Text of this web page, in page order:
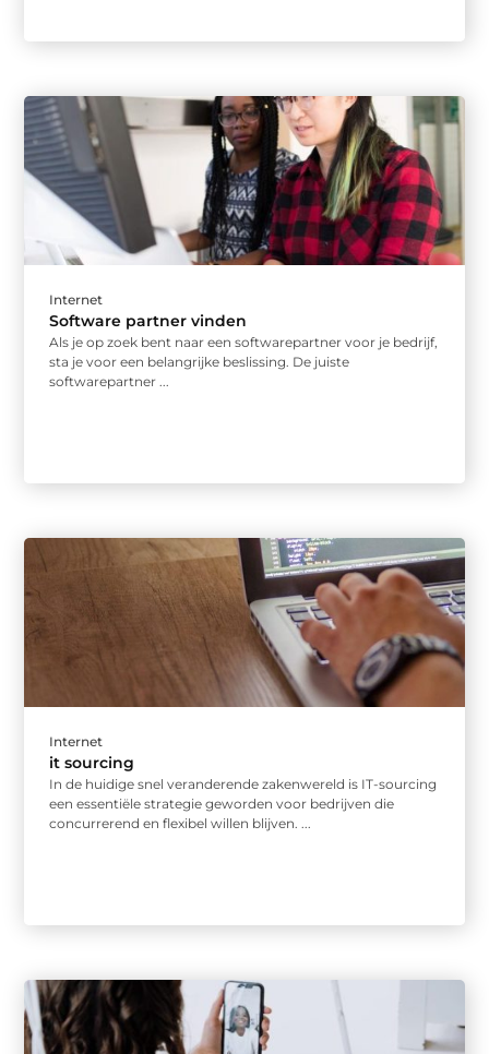
Internet
Software partner vinden
Als je op zoek bent naar een softwarepartner voor je bedrijf,
sta je voor een belangrijke beslissing. De juiste
softwarepartner ...
Internet
it sourcing
In de huidige snel veranderende zakenwereld is IT-sourcing
een essentiële strategie geworden voor bedrijven die
concurrerend en flexibel willen blijven. ...